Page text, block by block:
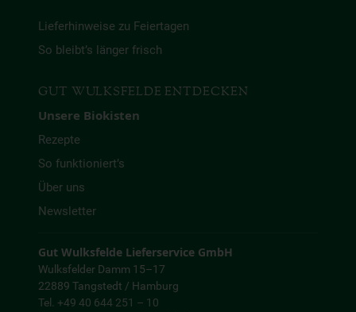
Lieferhinweise zu Feiertagen
So bleibt’s länger frisch
GUT WULKSFELDE ENTDECKEN
Unsere Biokisten
Rezepte
So funktioniert’s
Über uns
Newsletter
Gut Wulksfelde Lieferservice GmbH
Wulksfelder Damm 15–17
22889 Tangstedt / Hamburg
Tel. +49 40 644 251 – 10